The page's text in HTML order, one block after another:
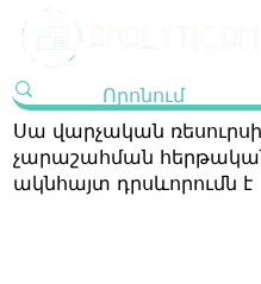
Սա վարչական ռեսուրսի
չարաշահման
ակնհայտ դրսևորումն է